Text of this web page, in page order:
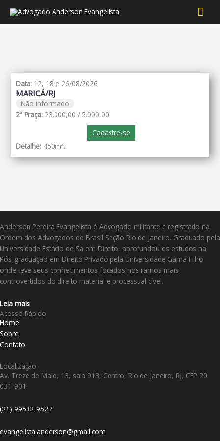
Data: 12, 18 e 26/08/2026
MARICÁ/RJ
Não informado
2ª Praça: 23.000,00 / 5.000,00
Cadastre-se
Detalhe: 450m².
Anderson Pereira Evangelista é Advogado militante e registrado na
Ordem dos Advogados do Brasil Seção Rio de Janeiro. Graduado pela
Universidade Estácio de Sá em Direito, aprofundou os estudos na
Pós-graduação em Direito Privado pela Universidade Gama Filho
onde teve seus conhecimentos focados nos ramos mais
controvertidos do direito material e processual cível.
Leia mais
Acesso Rápido
Home
Sobre
Contato
Localização
Av. Treze de Maio, 13, sala 913, Centro, Rio de Janeiro, RJ, CEP 20
031-901.
(21) 99532-9527
evangelista.anderson@gmail.com